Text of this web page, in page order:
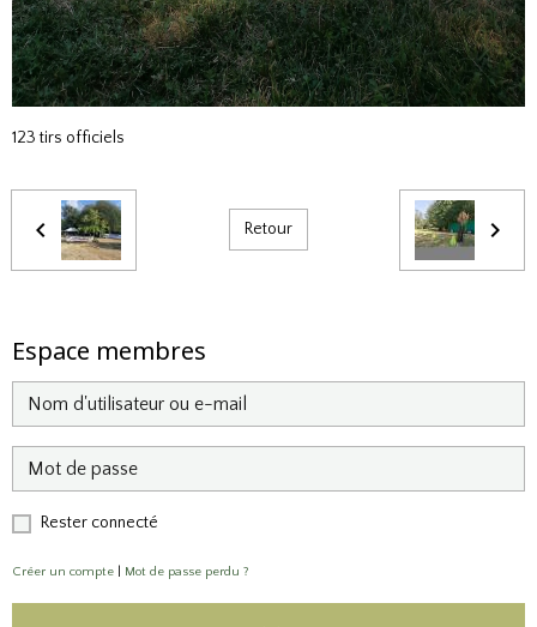
123 tirs officiels
Retour
Espace membres
Rester connecté
Créer un compte Mot de passe perdu ?